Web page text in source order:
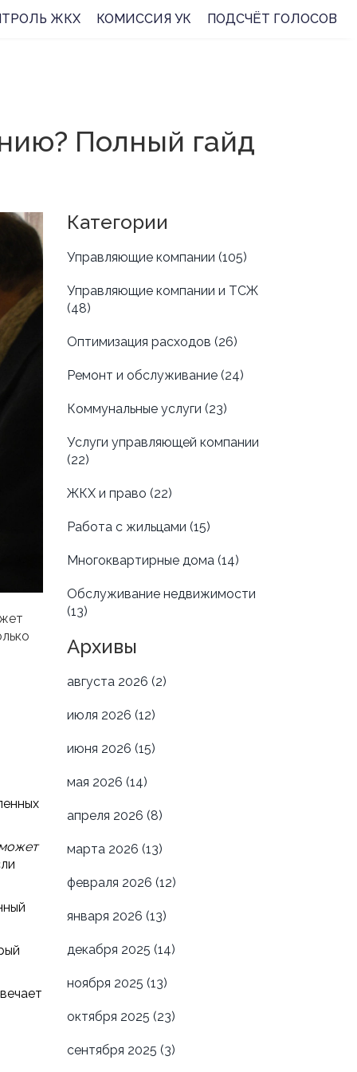
ЖКХ КОМИССИЯ УК ПОДСЧЁТ ГОЛОСОВ
Полный гайд
Категории
Управляющие компании (105)
Управляющие компании и ТСЖ
(48)
Оптимизация расходов (26)
Ремонт и обслуживание (24)
Коммунальные услуги (23)
Услуги управляющей компании
(22)
ЖКХ и право (22)
Работа с жильцами (15)
Многоквартирные дома (14)
Обслуживание недвижимости
(13)
Архивы
августа 2026 (2)
июля 2026 (12)
июня 2026 (15)
мая 2026 (14)
апреля 2026 (8)
марта 2026 (13)
февраля 2026 (12)
января 2026 (13)
декабря 2025 (14)
ноября 2025 (13)
октября 2025 (23)
сентября 2025 (3)